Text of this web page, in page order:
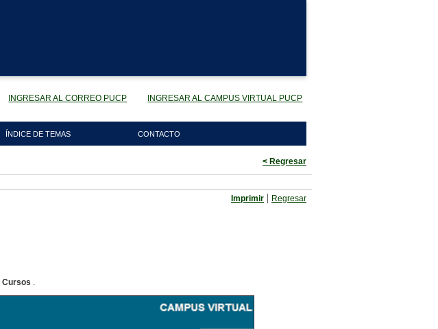
INGRESAR AL CORREO PUCP INGRESAR AL CAMPUS VIRTUAL PUCP
ÍNDICE DE TEMAS CONTACTO
< Regresar
Imprimir | Regresar
Cursos .